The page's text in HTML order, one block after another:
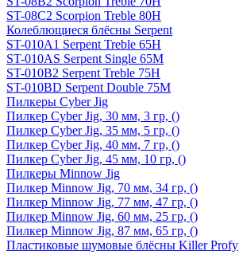
ST-08C2 Scorpion Treble 80H
Колеблющиеся блёсны Serpent
ST-010A1 Serpent Treble 65H
ST-010AS Serpent Single 65M
ST-010B2 Serpent Treble 75H
ST-010BD Serpent Double 75M
Пилкеры Cyber Jig
Пилкер Cyber Jig, 30 мм, 3 гр, ()
Пилкер Cyber Jig, 35 мм, 5 гр, ()
Пилкер Cyber Jig, 40 мм, 7 гр, ()
Пилкер Cyber Jig, 45 мм, 10 гр, ()
Пилкеры Minnow Jig
Пилкер Minnow Jig, 70 мм, 34 гр, ()
Пилкер Minnow Jig, 77 мм, 47 гр, ()
Пилкер Minnow Jig, 60 мм, 25 гр, ()
Пилкер Minnow Jig, 87 мм, 65 гр, ()
Пластиковые шумовые блёсны Killer Profy